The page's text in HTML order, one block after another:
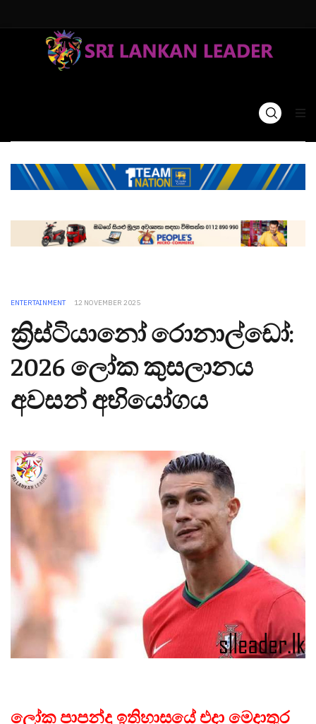
ENTERTAINMENT 12 NOVEMBER 2025
ක්‍රිස්ටියානෝ රොනාල්ඩෝ:
2026 ලෝක කුසලානය
අවසන් අභියෝගය
ලෝක පාපන්දු ඉතිහාසයේ එදා මෙදාතුර